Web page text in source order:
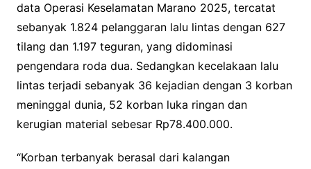
data Operasi Keselamatan Marano 2025, tercatat
sebanyak 1.824 pelanggaran lalu lintas dengan 627
tilang dan 1.197 teguran, yang didominasi
pengendara roda dua. Sedangkan kecelakaan lalu
lintas terjadi sebanyak 36 kejadian dengan 3 korban
meninggal dunia, 52 korban luka ringan dan
kerugian material sebesar Rp78.400.000.
“Korban terbanyak berasal dari kalangan